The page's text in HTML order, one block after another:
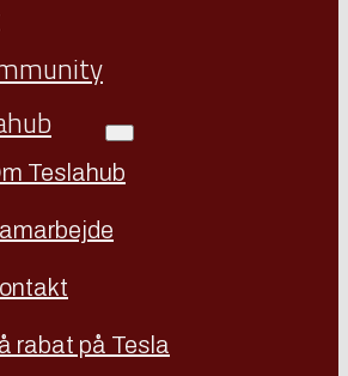
Teslahub
rabat på Tesla